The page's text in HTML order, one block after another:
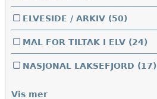
ELVESIDE / ARKIV (50)
MAL FOR TILTAK I ELV (24)
NASJONAL LAKSEFJORD (17)
Vis mer